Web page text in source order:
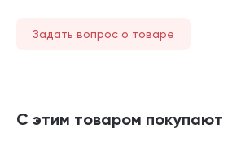
Задать вопрос о товаре
С этим товаром покупают